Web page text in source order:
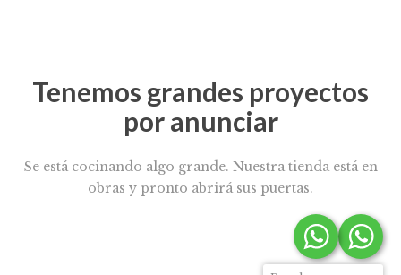
Tenemos grandes proyectos
por anunciar
Se está cocinando algo grande. Nuestra tienda está en
obras y pronto abrirá sus puertas.